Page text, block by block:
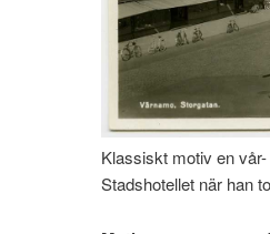
Klassiskt motiv en
Stadshotellet när han